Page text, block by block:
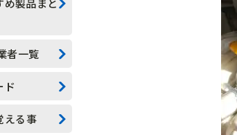
者一覧
ド
える事